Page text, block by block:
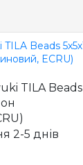
TILA Beads
2-5 днів